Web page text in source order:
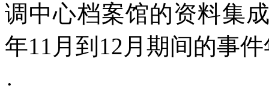
调中心档案馆的资料集
年11月到12月期间的事
.